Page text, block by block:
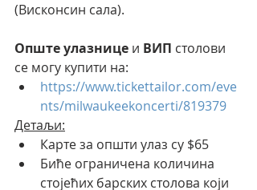
(Висконсин сала).
Опште улазнице и ВИП столови
се могу купити на:
https://www.tickettailor.com/eve
nts/milwaukeekoncerti/819379
Детаљи:
Карте за општи улаз су $65
Биће ограничена количина
стојећих барских столова који